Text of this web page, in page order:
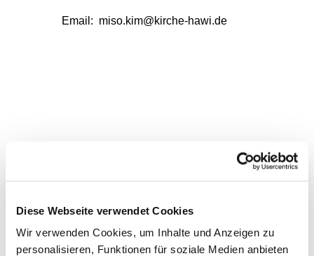
Diese Webseite verwendet Cookies
Wir verwenden Cookies, um Inhalte und Anzeigen zu
personalisieren, Funktionen für soziale Medien anbieten
Email: miso.kim@kirche-hawi.de